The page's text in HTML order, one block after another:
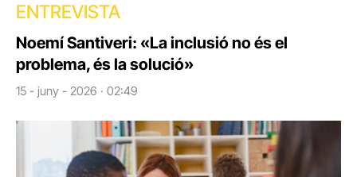
ENTREVISTA
Noemí Santiveri: «La inclusió no és el
problema, és la solució»
15 - juny - 2026 · 02:49